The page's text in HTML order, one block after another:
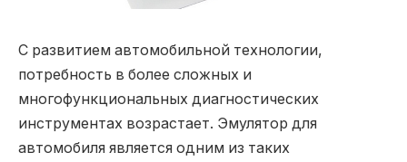
С развитием автомобильной технологии,
потребность в более сложных и
многофункциональных диагностических
инструментах возрастает. Эмулятор для
автомобиля является одним из таких